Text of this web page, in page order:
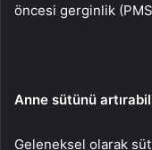
öncesi gerginlik
Anne sütünü
Geleneksel olarak